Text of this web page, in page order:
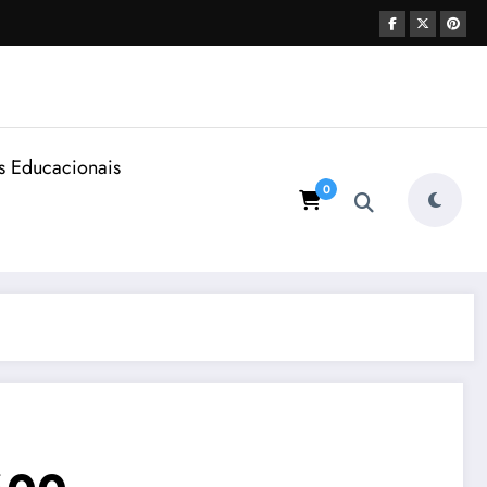
Educacionais
0